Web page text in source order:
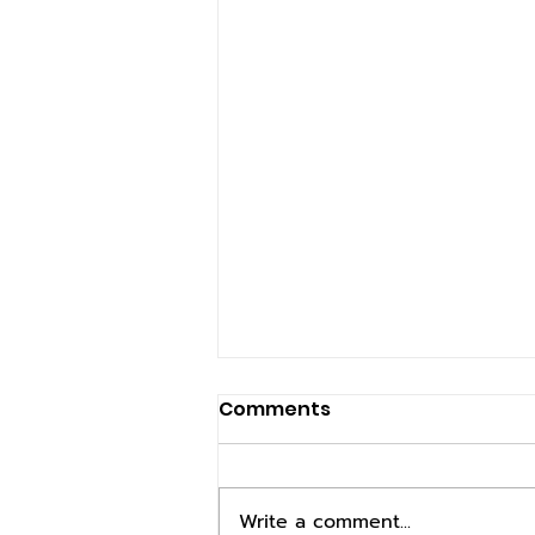
Comments
Write a comment...